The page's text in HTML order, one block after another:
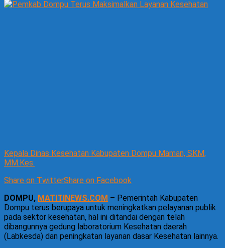
Kepala Dinas Kesehatan Kabupaten Dompu Maman, SKM,
MM.Kes.
Share on TwitterShare on Facebook
DOMPU, MATITINEWS.COM – Pemerintah Kabupaten
Dompu terus berupaya untuk meningkatkan pelayanan publik
pada sektor kesehatan, hal ini ditandai dengan telah
dibangunnya gedung laboratorium Kesehatan daerah
(Labkesda) dan peningkatan layanan dasar Kesehatan lainnya.